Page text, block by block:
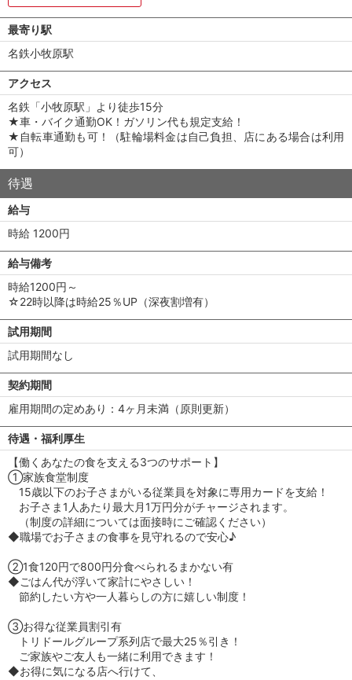
最寄り駅
名鉄小牧原駅
アクセス
名鉄「小牧原駅」より徒歩15分
★車・バイク通勤OK！ガソリン代も規定支給！
★自転車通勤も可！（駐輪場料金は自己負担、店にある場合は利用
可）
待遇
給与
時給 1200円
給与備考
時給1200円～
☆22時以降は時給25％UP（深夜割増有）
試用期間
試用期間なし
契約期間
雇用期間の定めあり：4ヶ月未満（原則更新）
待遇・福利厚生
【働くあなたの食を支える3つのサポート】
①家族食堂制度
15歳以下のお子さまがいる従業員を対象に専用カードを支給！
お子さま1人あたり最大月1万円分がチャージされます。
（制度の詳細については面接時にご確認ください）
◆職場でお子さまの食事を見守れるので安心♪
②1食120円で800円分食べられるまかない有
◆ごはん代が浮いて家計にやさしい！
節約したい方や一人暮らしの方に嬉しい制度！
③お得な従業員割引有
トリドールグループ系列店で最大25％引き！
ご家族やご友人も一緒に利用できます！
◆お得に気になる店へ行けて、